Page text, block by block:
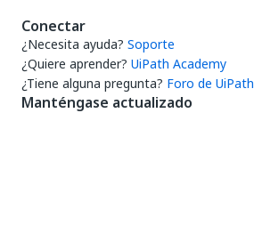
Conectar
¿Necesita ayuda? Soporte
¿Quiere aprender? UiPath Academy
¿Tiene alguna pregunta? Foro de UiPath
Manténgase actualizado